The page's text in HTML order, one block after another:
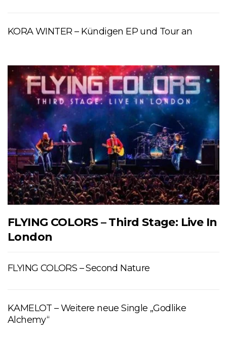
KORA WINTER – Kündigen EP und Tour an
FLYING COLORS – Third Stage: Live In
London
FLYING COLORS – Second Nature
KAMELOT – Weitere neue Single „Godlike
Alchemy“